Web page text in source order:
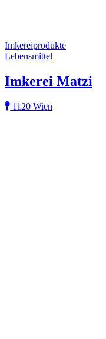
Imkereiprodukte
Lebensmittel
Imkerei Matzi
1120 Wien